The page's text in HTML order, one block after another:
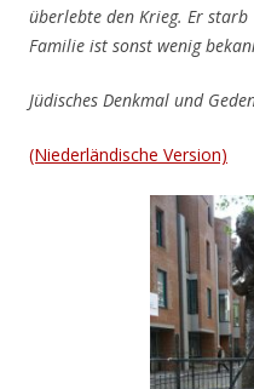
überlebte den Krieg. Er
Familie ist sonst wenig
Jüdisches Denkmal und
(Niederländische Version)